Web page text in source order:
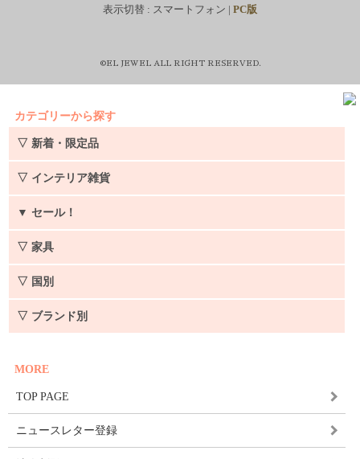
表示切替 : スマートフォン | PC版
©EL JEWEL ALL RIGHT RESERVED.
カテゴリーから探す
▽ 新着・限定品
▽ インテリア雑貨
▼ セール！
▽ 家具
▽ 国別
▽ ブランド別
MORE
TOP PAGE
ニュースレター登録